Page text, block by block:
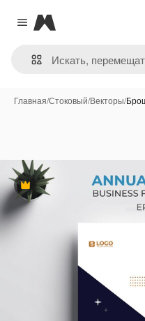
Close menu
Magnific
Главная/Стоковый/Векторы/
Премиум